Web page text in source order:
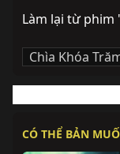
Làm lại từ phim
Chìa Khóa
CÓ THỂ BẢN